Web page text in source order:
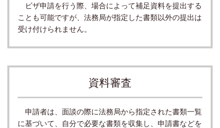
ビザ申請を行う際、場合によって補足資料を提出する
ことも可能ですが、法務局が指定した書類以外の提出は
受け付けられません。
資料審査
申請者は、面談の際に法務局から指定された書類一覧
に基づいて、自分で必要な書類を収集し、申請書などを